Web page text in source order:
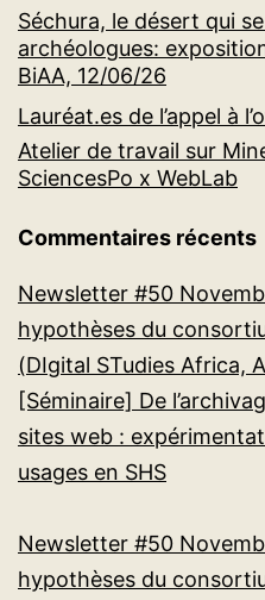
Séchura, le désert qui
archéologues:
BiAA, 12/06/26
Lauréat.es de l’appel à
Atelier de travail sur
SciencesPo x WebLab
Commentaires récents
Newsletter #50
hypothèses du
(DIgital STudies Africa,
[Séminaire] De
sites web :
usages en SHS
Newsletter #50
hypothèses du